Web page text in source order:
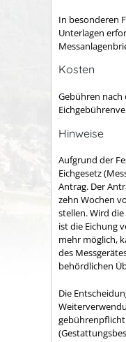
In besonderen
Unterlagen
Kosten
Gebühren nach
Hinweise
Aufgrund der
Eichgesetz
Antrag. Der
zehn Wochen
stellen. Wird
ist die Eichung
mehr möglich,
des
behördlichen
Die